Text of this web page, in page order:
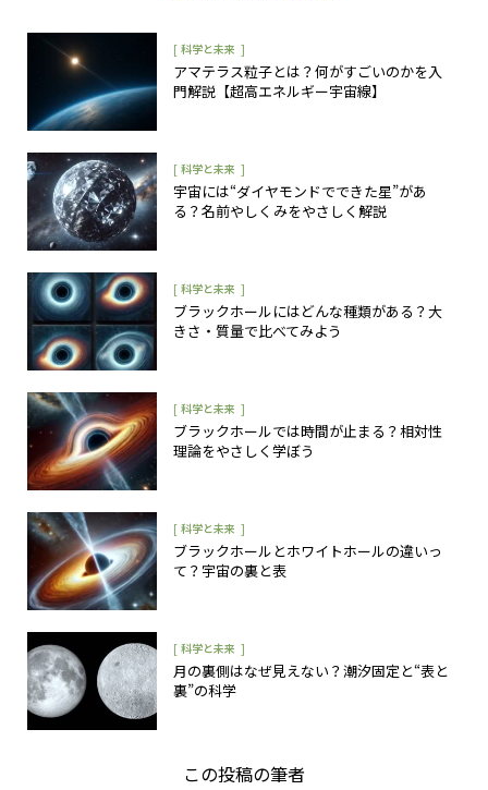
[ 科学と未来 ]
アマテラス粒子とは？何がすごいのかを入
門解説【超高エネルギー宇宙線】
[ 科学と未来 ]
宇宙には“ダイヤモンドでできた星”があ
る？名前やしくみをやさしく解説
[ 科学と未来 ]
ブラックホールにはどんな種類がある？大
きさ・質量で比べてみよう
[ 科学と未来 ]
ブラックホールでは時間が止まる？相対性
理論をやさしく学ぼう
[ 科学と未来 ]
ブラックホールとホワイトホールの違いっ
て？宇宙の裏と表
[ 科学と未来 ]
月の裏側はなぜ見えない？潮汐固定と“表と
裏”の科学
この投稿の筆者